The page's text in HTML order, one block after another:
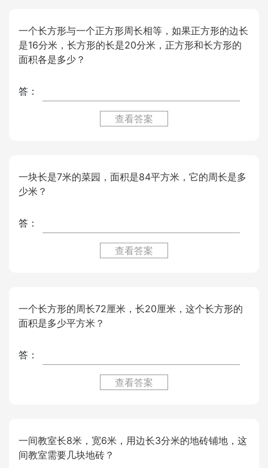
一个长方形与一个正方形周长相等，如果正方形的边长
是16分米，长方形的长是20分米，正方形和长方形的
面积各是多少？
答：
查看答案
一块长是7米的菜园，面积是84平方米，它的周长是多
少米？
答：
查看答案
一个长方形的周长72厘米，长20厘米，这个长方形的
面积是多少平方米？
答：
查看答案
一间教室长8米，宽6米，用边长3分米的地砖铺地，这
间教室需要几块地砖？